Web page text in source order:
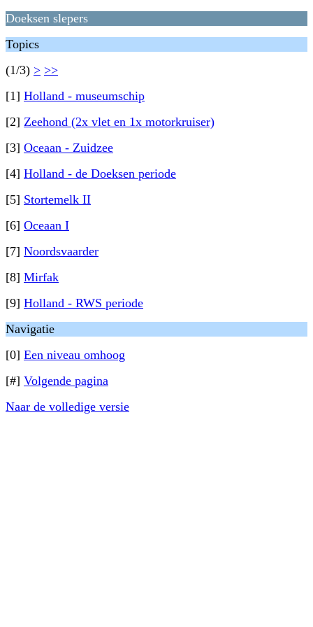
Doeksen slepers
Topics
(1/3) > >>
[1] Holland - museumschip
[2] Zeehond (2x vlet en 1x motorkruiser)
[3] Oceaan - Zuidzee
[4] Holland - de Doeksen periode
[5] Stortemelk II
[6] Oceaan I
[7] Noordsvaarder
[8] Mirfak
[9] Holland - RWS periode
Navigatie
[0] Een niveau omhoog
[#] Volgende pagina
Naar de volledige versie